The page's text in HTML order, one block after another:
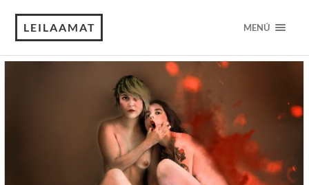
LEILAAMAT MENÚ